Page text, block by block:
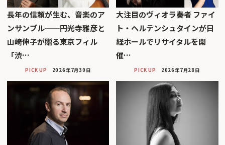
長年の信頼が生む、音楽のア
ンサンブル──円光寺雅彦と
山崎伸子が贈る東京フィル
「渋…
PICK UP 2026年7月30日
大注目のヴィオラ奏者 ファイ
ト・ヘルテンシュタインが日
経ホールでリサイタルを開
催…
PICK UP 2026年7月28日